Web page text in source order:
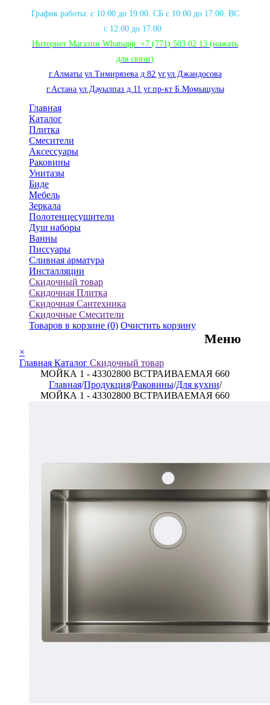
График работы: с 10:00 до 19:00. СБ с 10:00 до 17:00. ВС
с 12:00 до 17:00
Интернет Магазин Whatsapp: +7 (771) 503 02 13 (нажать
для связи)
г.Алматы ул.Тимирязева д.82 уг.ул.Джандосова
г.Астана ул.Дауылпаз д.11 уг.пр-кт Б.Момышулы
Главная
Каталог
Плитка
Смесители
Аксессуары
Раковины
Унитазы
Биде
Мебель
Зеркала
Полотенцесушители
Душ наборы
Ванны
Писсуары
Сливная арматура
Инсталляции
Скидочный товар
Скидочная Плитка
Скидочная Сантехника
Скидочные Смесители
Товаров в корзине (0) Очистить корзину
Меню
×
Главная Каталог Скидочный товар
МОЙКА 1 - 43302800 ВСТРАИВАЕМАЯ 660
Главная/Продукция/Раковины/Для кухни/
МОЙКА 1 - 43302800 ВСТРАИВАЕМАЯ 660